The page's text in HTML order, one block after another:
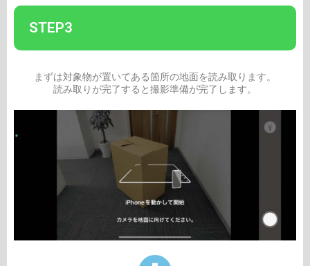
STEP3
まずは対象物が置いてある箇所の地面を読み取ります。
読み取りが完了すると撮影準備が完了します。